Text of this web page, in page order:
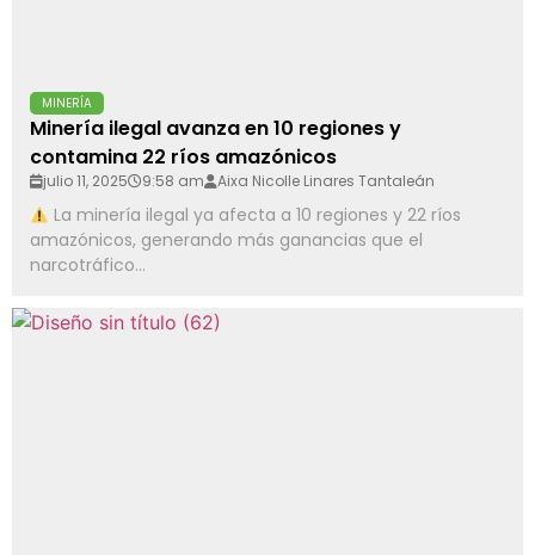
MINERÍA
Minería ilegal avanza en 10 regiones y
contamina 22 ríos amazónicos
julio 11, 2025 9:58 am Aixa Nicolle Linares Tantaleán
La minería ilegal ya afecta a 10 regiones y 22 ríos
amazónicos, generando más ganancias que el
narcotráfico...